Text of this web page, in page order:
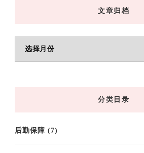
文章归档
章
分类目录
后勤保障 (7)